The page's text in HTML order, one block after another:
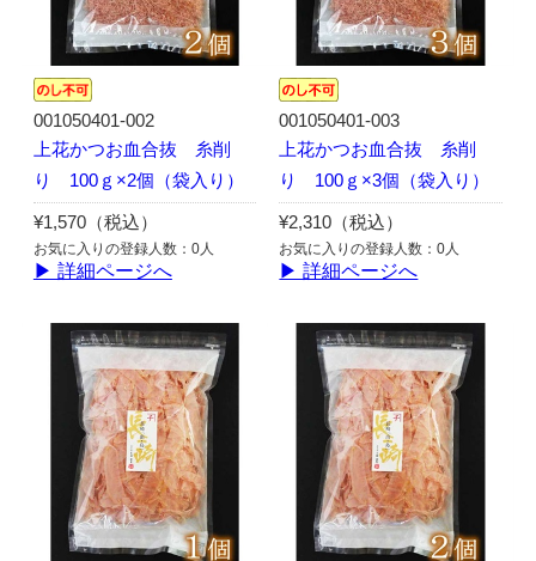
001050401-002
上花かつお血合抜 糸削
り 100ｇ×2個（袋入り）
¥1,570（税込）
お気に入りの登録人数：0人
▶ 詳細ページへ
001050401-003
上花かつお血合抜 糸削
り 100ｇ×3個（袋入り）
¥2,310（税込）
お気に入りの登録人数：0人
▶ 詳細ページへ